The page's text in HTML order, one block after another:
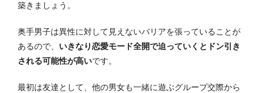
築きましょう。
奥手男子は異性に対して見えないバリアを張っていることが
あるので、 いきなり恋愛モード全開で迫っていくとドン引き
される可能性が高いです。
最初は友達として、他の男女も一緒に遊ぶグループ交際から